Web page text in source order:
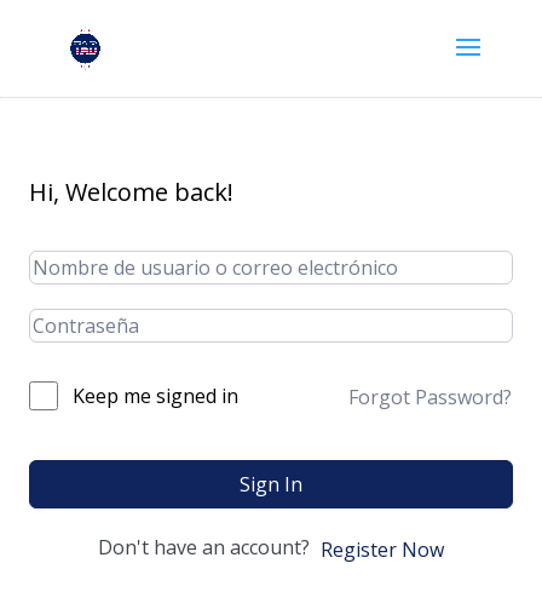
Hi, Welcome back!
Keep me signed in Forgot Password?
Sign In
Don't have an account? Register Now